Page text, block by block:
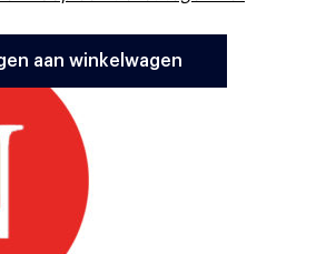
aan winkelwagen